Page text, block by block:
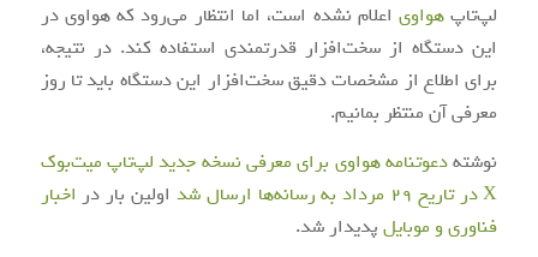
لپ‌تاپ هواویاعلام نشده است، اما انتظار می‌رود که هواوی در
این دستگاه از سخت‌افزار قدرتمندی استفاده کند. در نتیجه،
برای اطلاع از مشخصات دقیق سخت‌افزار این دستگاه باید تا روز
معرفی آن منتظر بمانیم.
نوشتهدعوتنامه هواوی برای معرفی نسخه جدید لپ‌تاپ میت‌بوک
X در تاریخ 29 مرداد به رسانه‌ها ارسال شد
اولین بار در اخبار
فناوری و موبایلپدیدار شد.